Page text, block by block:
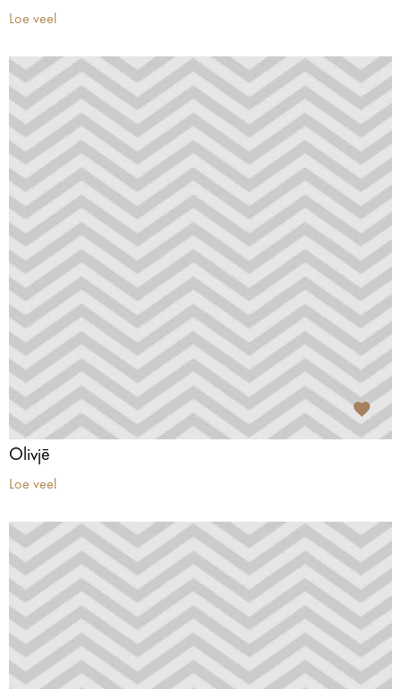
Loe veel
Olivjē
Loe veel